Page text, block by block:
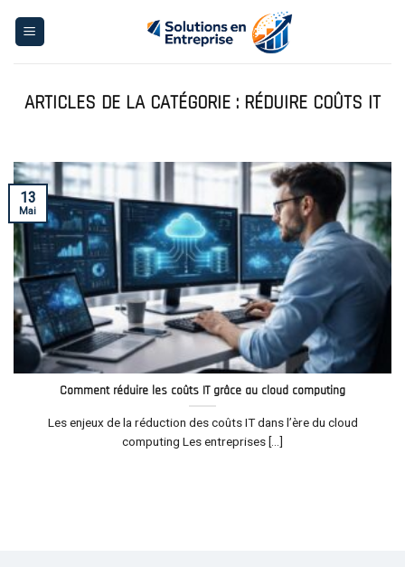
RÉDUIRE COÛTS IT
Comment réduire les coûts IT grâce au cloud computing
Les enjeux de la réduction des coûts IT dans l’ère du cloud
computing Les entreprises [...]
13
Mai